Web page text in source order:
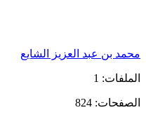
محمد بن عبد العزيز الشايع
الملفات: 1
الصفحات: 824